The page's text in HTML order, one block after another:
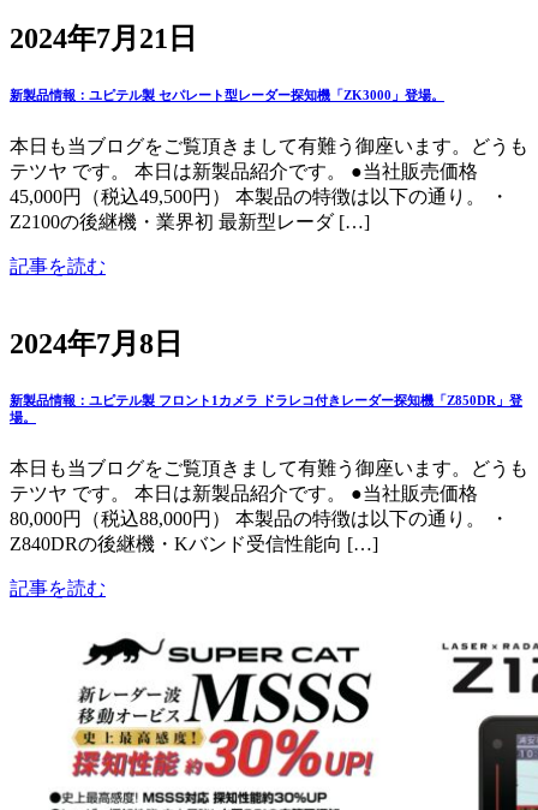
2024年7月21日
新製品情報：ユピテル製 セパレート型レーダー探知機「ZK3000」登場。
本日も当ブログをご覧頂きまして有難う御座います。どうも
テツヤ です。 本日は新製品紹介です。 ●当社販売価格
45,000円（税込49,500円） 本製品の特徴は以下の通り。 ・
Z2100の後継機・業界初 最新型レーダ […]
記事を読む
2024年7月8日
新製品情報：ユピテル製 フロント1カメラ ドラレコ付きレーダー探知機「Z850DR」登
場。
本日も当ブログをご覧頂きまして有難う御座います。どうも
テツヤ です。 本日は新製品紹介です。 ●当社販売価格
80,000円（税込88,000円） 本製品の特徴は以下の通り。 ・
Z840DRの後継機・Kバンド受信性能向 […]
記事を読む